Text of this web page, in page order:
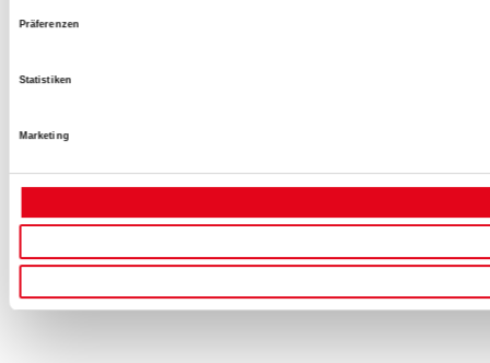
Präferenzen
Statistiken
Marketing